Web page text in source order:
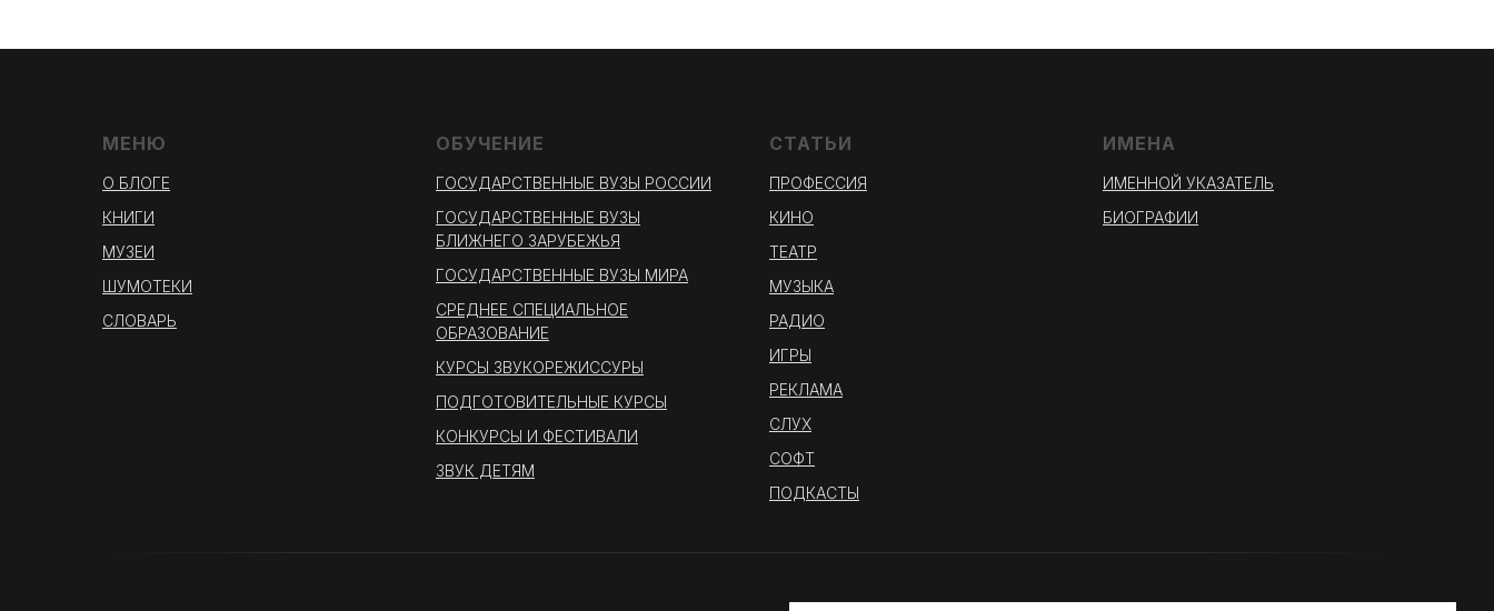
МЕНЮ
О БЛОГЕ
КНИГИ
МУЗЕИ
ШУМОТЕКИ
СЛОВАРЬ
ОБУЧЕНИЕ
ГОСУДАРСТВЕННЫЕ ВУЗЫ РОССИИ
ГОСУДАРСТВЕННЫЕ ВУЗЫ
БЛИЖНЕГО ЗАРУБЕЖЬЯ
ГОСУДАРСТВЕННЫЕ ВУЗЫ МИРА
СРЕДНЕЕ СПЕЦИАЛЬНОЕ
ОБРАЗОВАНИЕ
КУРСЫ ЗВУКОРЕЖИССУРЫ
ПОДГОТОВИТЕЛЬНЫЕ КУРСЫ
КОНКУРСЫ И ФЕСТИВАЛИ
ЗВУК ДЕТЯМ
СТАТЬИ
ПРОФЕССИЯ
КИНО
ТЕАТР
МУЗЫКА
РАДИО
ИГРЫ
РЕКЛАМА
СЛУХ
СОФТ
ПОДКАСТЫ
ИМЕНА
ИМЕННОЙ УКАЗАТЕЛЬ
БИОГРАФИИ